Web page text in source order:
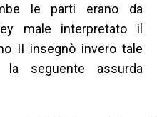
le parti erano da
male interpretato il
II insegnò invero tale
seguente assurda